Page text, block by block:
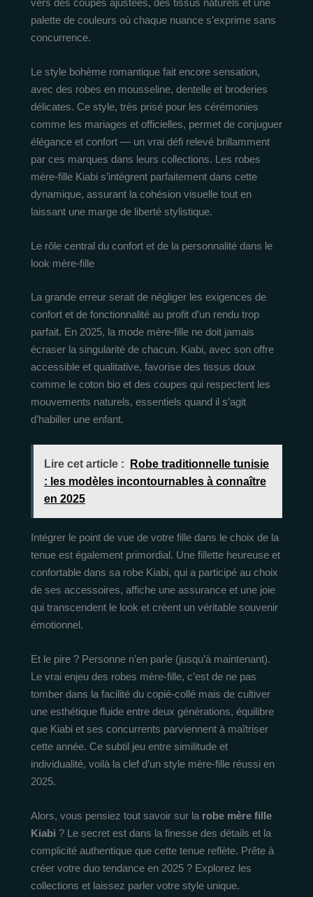
vers des coupes ajustées, des tissus naturels et une
palette de couleurs où chaque nuance s’exprime sans
concurrence.
Le style bohème romantique fait encore sensation,
avec des robes en mousseline, dentelle et broderies
délicates. Ce style, très prisé pour les cérémonies
comme les mariages et officielles, permet de conjuguer
élégance et confort — un vrai défi relevé brillamment
par ces marques dans leurs collections. Les robes
mère-fille Kiabi s’intègrent parfaitement dans cette
dynamique, assurant la cohésion visuelle tout en
laissant une marge de liberté stylistique.
Le rôle central du confort et de la personnalité dans le
look mère-fille
La grande erreur serait de négliger les exigences de
confort et de fonctionnalité au profit d’un rendu trop
parfait. En 2025, la mode mère-fille ne doit jamais
écraser la singularité de chacun. Kiabi, avec son offre
accessible et qualitative, favorise des tissus doux
comme le coton bio et des coupes qui respectent les
mouvements naturels, essentiels quand il s’agit
d’habiller une enfant.
Lire cet article :
Robe traditionnelle tunisie
: les modèles incontournables à connaître
en 2025
Intégrer le point de vue de votre fille dans le choix de la
tenue est également primordial. Une fillette heureuse et
confortable dans sa robe Kiabi, qui a participé au choix
de ses accessoires, affiche une assurance et une joie
qui transcendent le look et créent un véritable souvenir
émotionnel.
Et le pire ? Personne n’en parle (jusqu’à maintenant).
Le vrai enjeu des robes mère-fille, c’est de ne pas
tomber dans la facilité du copié-collé mais de cultiver
une esthétique fluide entre deux générations, équilibre
que Kiabi et ses concurrents parviennent à maîtriser
cette année. Ce subtil jeu entre similitude et
individualité, voilà la clef d’un style mère-fille réussi en
2025.
Alors, vous pensiez tout savoir sur la robe mère fille
Kiabi ? Le secret est dans la finesse des détails et la
complicité authentique que cette tenue reflète. Prête à
créer votre duo tendance en 2025 ? Explorez les
collections et laissez parler votre style unique.